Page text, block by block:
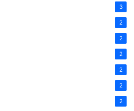
3
2
2
2
2
2
2